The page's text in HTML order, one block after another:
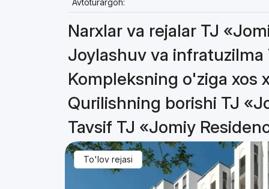
Avtoturargoh:
Narxlar va rejalar TJ
Joylashuv va
Kompleksning o'ziga xos
Qurilishning borishi TJ
Tavsif TJ «Jomiy
To'lov rejasi